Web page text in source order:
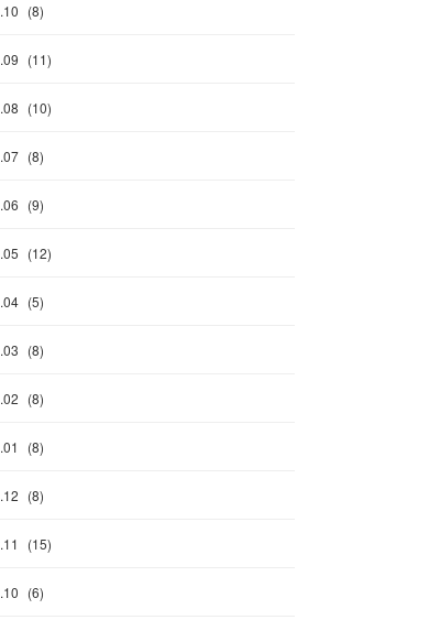
.10 (8)
.09 (11)
.08 (10)
.07 (8)
.06 (9)
.05 (12)
.04 (5)
.03 (8)
.02 (8)
.01 (8)
.12 (8)
.11 (15)
.10 (6)